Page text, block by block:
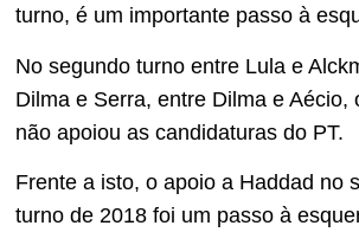
turno, é um importante passo à
No segundo turno entre Lula e
Dilma e Serra, entre Dilma e Aécio,
não apoiou as candidaturas do PT.
Frente a isto, o apoio a Haddad no
turno de 2018 foi um passo à